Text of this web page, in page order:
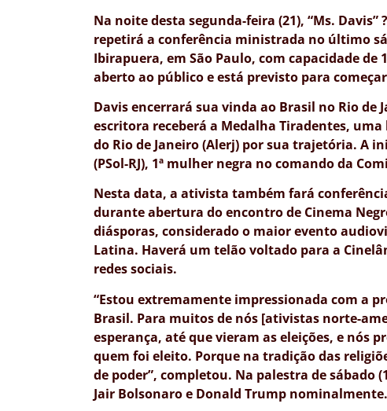
Na noite desta segunda-feira (21), “Ms.
repetirá a conferência ministrada no último
Ibirapuera, em São Paulo, com capacidade de
aberto ao público e está previsto para
Davis encerrará sua vinda ao Brasil no Rio de
escritora receberá a Medalha Tiradentes,
do Rio de Janeiro (Alerj) por sua trajetória. A
(PSol-RJ), 1ª mulher negra no comando da
Nesta data, a ativista também fará
durante abertura do encontro de Cinema
diásporas, considerado o maior evento
Latina. Haverá um telão voltado para a
redes sociais.
“Estou extremamente impressionada com a
Brasil. Para muitos de nós [ativistas norte-
esperança, até que vieram as eleições, e nós
quem foi eleito. Porque na tradição das
de poder”, completou. Na palestra de sábado
Jair Bolsonaro e Donald Trump nominalmente.